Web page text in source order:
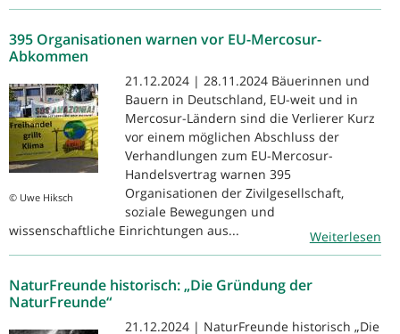
395 Organisationen warnen vor EU-Mercosur-
Abkommen
© Uwe Hiksch
21.12.2024 | 28.11.2024 Bäuerinnen und
Bauern in Deutschland, EU-weit und in
Mercosur-Ländern sind die Verlierer Kurz
vor einem möglichen Abschluss der
Verhandlungen zum EU-Mercosur-
Handelsvertrag warnen 395
Organisationen der Zivilgesellschaft,
soziale Bewegungen und
wissenschaftliche Einrichtungen aus...
Weiterlesen
NaturFreunde historisch: „Die Gründung der
NaturFreunde“
21.12.2024 | NaturFreunde historisch „Die